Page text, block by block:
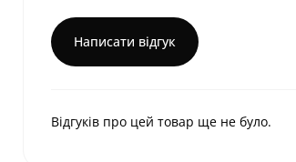
Написати відгук
Відгуків про цей товар ще не було.